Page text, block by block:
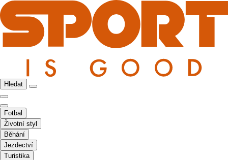
Hledat
Fotbal
Životní styl
Běhání
Jezdectví
Turistika